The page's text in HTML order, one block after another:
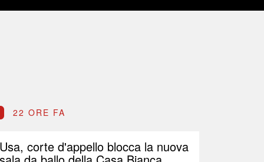
22 ORE FA
Usa, corte d'appello blocca la nuova